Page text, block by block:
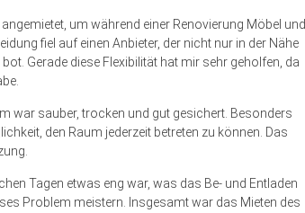
um während einer Renovierung Möbel und
fiel auf einen Anbieter, der nicht nur in der Nähe
Gerade diese Flexibilität hat mir sehr geholfen, da
war sauber, trocken und gut gesichert. Besonders
den Raum jederzeit betreten zu können. Das
Tagen etwas eng war, was das Be- und Entladen
Problem meistern. Insgesamt war das Mieten des